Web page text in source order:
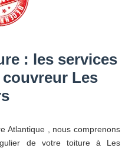
: les services
Les
Atlantique , nous comprenons
de votre toiture à Les